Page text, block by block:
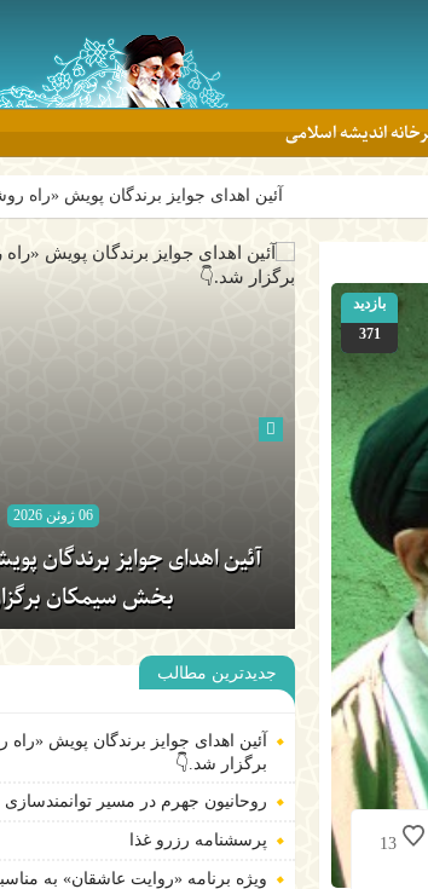
اندیشه اسلامی
آئین اهدای جوایز برندگان پویش «راه روشن» در بخش
بازدید
371
13
06 ژوئن 2026
بخش سیمکان
روحانیون جهرم در مسیر
جدیدترین مطالب
آئین اهدای جوایز برندگان پویش
برگزار شد.👇
روحانیون جهرم در مسیر توانمندسازی
پرسشنامه رزرو غذا
ویژه برنامه «روایت عاشقان» به